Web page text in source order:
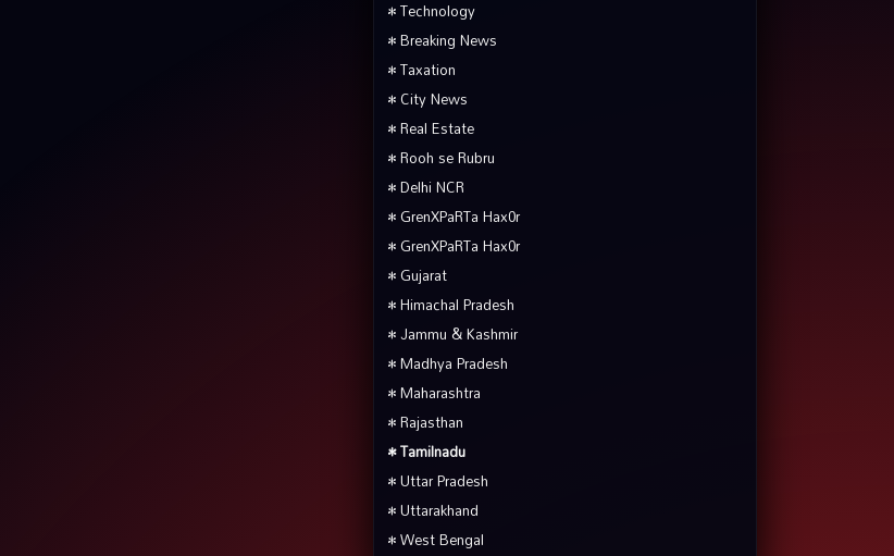
• Technology
• Breaking News
• Taxation
• City News
• Real Estate
• Rooh se Rubru
• Delhi NCR
• GrenXPaRTa Hax0r
• GrenXPaRTa Hax0r
• Gujarat
• Himachal Pradesh
• Jammu & Kashmir
• Madhya Pradesh
• Maharashtra
• Rajasthan
• Tamilnadu
• Uttar Pradesh
• Uttarakhand
• West Bengal